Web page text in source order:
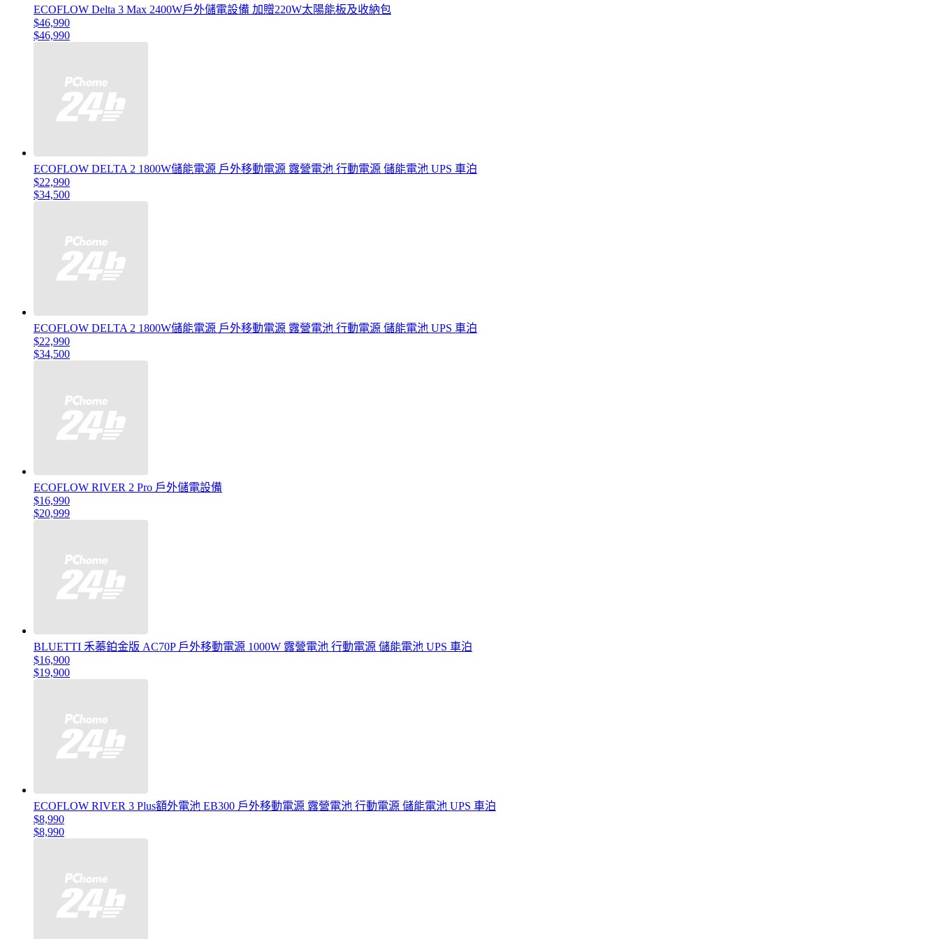
ECOFLOW Delta 3 Max 2400W戶外儲電設備 加贈220W太陽能板及收納包
$46,990
$46,990
ECOFLOW DELTA 2 1800W儲能電源 戶外移動電源 露營電池 行動電源 儲能電池 UPS 車泊
$22,990
$34,500
ECOFLOW DELTA 2 1800W儲能電源 戶外移動電源 露營電池 行動電源 儲能電池 UPS 車泊
$22,990
$34,500
ECOFLOW RIVER 2 Pro 戶外儲電設備
$16,990
$20,999
BLUETTI 禾蓁鉑金版 AC70P 戶外移動電源 1000W 露營電池 行動電源 儲能電池 UPS 車泊
$16,900
$19,900
ECOFLOW RIVER 3 Plus額外電池 EB300 戶外移動電源 露營電池 行動電源 儲能電池 UPS 車泊
$8,990
$8,990